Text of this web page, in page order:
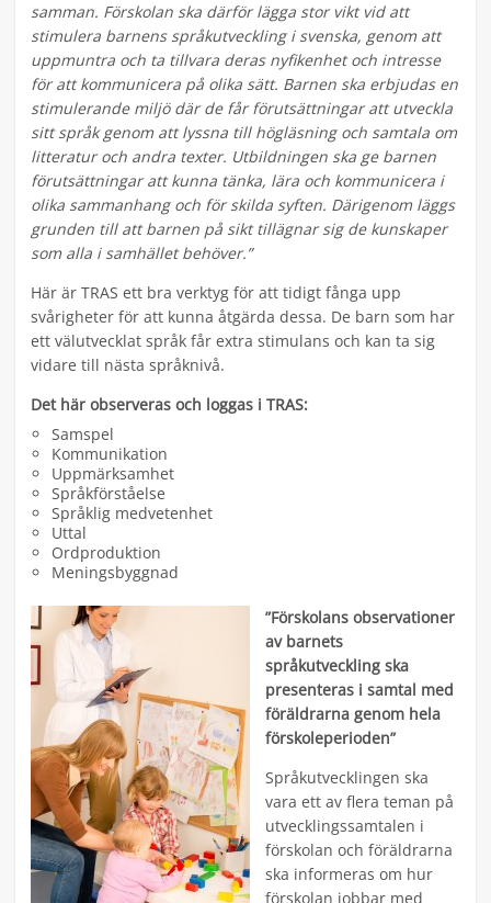
samman. Förskolan ska därför lägga stor vikt vid att
stimulera barnens språkutveckling i svenska, genom att
uppmuntra och ta tillvara deras nyfikenhet och intresse
för att kommunicera på olika sätt. Barnen ska erbjudas en
stimulerande miljö där de får förutsättningar att utveckla
sitt språk genom att lyssna till högläsning och samtala om
litteratur och andra texter. Utbildningen ska ge barnen
förutsättningar att kunna tänka, lära och kommunicera i
olika sammanhang och för skilda syften. Därigenom läggs
grunden till att barnen på sikt tillägnar sig de kunskaper
som alla i samhället behöver.”
Här är TRAS ett bra verktyg för att tidigt fånga upp
svårigheter för att kunna åtgärda dessa. De barn som har
ett välutvecklat språk får extra stimulans och kan ta sig
vidare till nästa språknivå.
Det här observeras och loggas i TRAS:
Samspel
Kommunikation
Uppmärksamhet
Språkförståelse
Språklig medvetenhet
Uttal
Ordproduktion
Meningsbyggnad
”Förskolans observationer
av barnets
språkutveckling ska
presenteras i samtal med
föräldrarna genom hela
förskoleperioden”
Språkutvecklingen ska
vara ett av flera teman på
utvecklingssamtalen i
förskolan och föräldrarna
ska informeras om hur
förskolan jobbar med